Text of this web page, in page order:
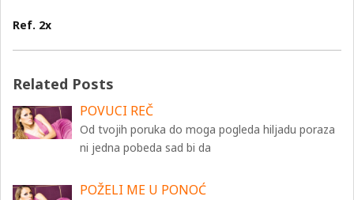
Ref. 2x
Related Posts
POVUCI REČ
Od tvojih poruka do moga pogleda hiljadu poraza
ni jedna pobeda sad bi da
POŽELI ME U PONOĆ